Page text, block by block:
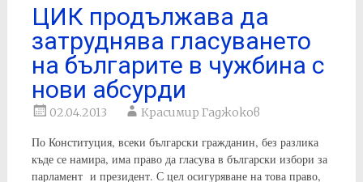
ЦИК продължава да
затруднява гласуването
на българите в чужбина с
нови абсурди
02.04.2013 Красимир Гаджоков
По Конституция, всеки български гражданин, без разлика
къде се намира, има право да гласува в български избори за
парламент и президент. С цел осигуряване на това право,